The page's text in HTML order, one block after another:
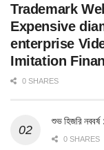
Trademark
Expensive
enterprise
Imitation
0 SHARES
শুভ হিজরি
0 SHARES